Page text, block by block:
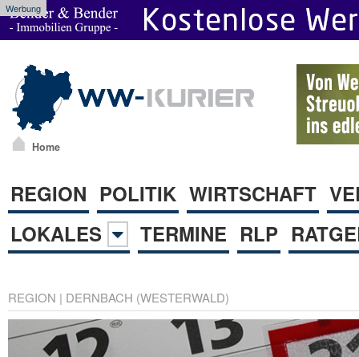
Werbung
Home
REGION POLITIK WIRTSCHAFT
LOKALES
TERMINE RLP
REGION | DERNBACH (WESTERWALD)